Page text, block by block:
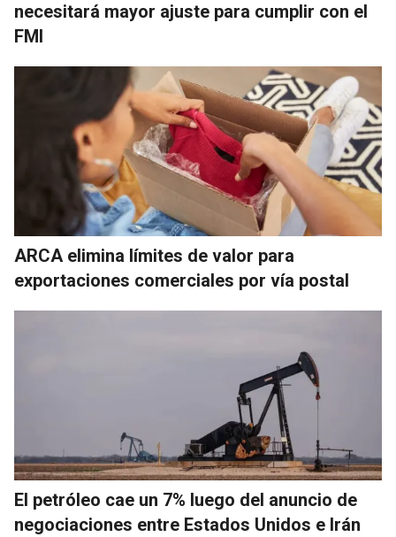
necesitará mayor ajuste para cumplir con el
FMI
ARCA elimina límites de valor para
exportaciones comerciales por vía postal
El petróleo cae un 7% luego del anuncio de
negociaciones entre Estados Unidos e Irán